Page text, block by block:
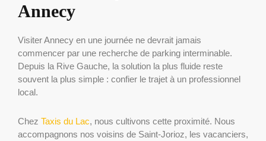
Annecy
Visiter Annecy en une journée ne devrait jamais
commencer par une recherche de parking interminable.
Depuis la Rive Gauche, la solution la plus fluide reste
souvent la plus simple : confier le trajet à un professionnel
local.
Chez Taxis du Lac, nous cultivons cette proximité. Nous
accompagnons nos voisins de Saint-Jorioz, les vacanciers,